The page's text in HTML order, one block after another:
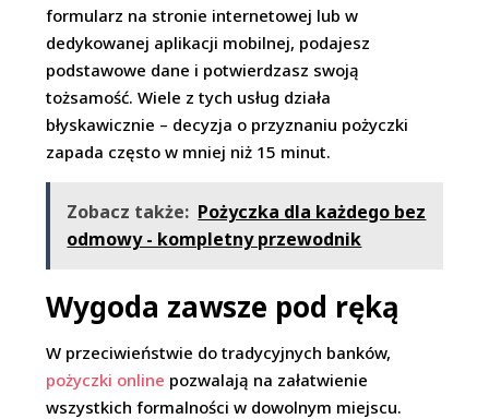
formularz na stronie internetowej lub w
dedykowanej aplikacji mobilnej, podajesz
podstawowe dane i potwierdzasz swoją
tożsamość. Wiele z tych usług działa
błyskawicznie – decyzja o przyznaniu pożyczki
zapada często w mniej niż 15 minut.
Zobacz także: Pożyczka dla każdego bez
odmowy - kompletny przewodnik
Wygoda zawsze pod ręką
W przeciwieństwie do tradycyjnych banków,
pożyczki online pozwalają na załatwienie
wszystkich formalności w dowolnym miejscu.